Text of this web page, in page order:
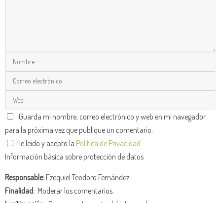
Guarda mi nombre, correo electrónico y web en mi navegador
para la próxima vez que publique un comentario.
He leído y acepto la Política de Privacidad
Información básica sobre protección de datos
Responsable:Ezequiel Teodoro Fernández.
Finalidad: Moderar los comentarios.